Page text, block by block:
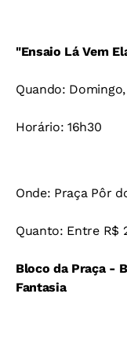
"Ensaio Lá Vem
Quando: Domingo,
Horário: 16h30
Onde: Praça Pôr
Quanto: Entre R$
Bloco da Praça -
Fantasia